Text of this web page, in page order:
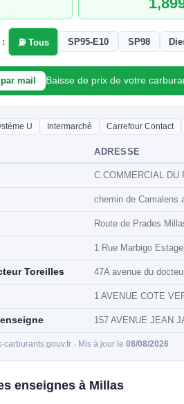
: ⛽ Tous SP95-E10 SP98
mail Baisse de prix de votre
U Intermarché Carrefour Contact
ADRESSE
C.COMMERCIAL DU
chemin de Camalens
Route de Prades
1 Rue Marbigo Estagel
Toreilles 47A avenue du
1 AVENUE COTE
157 AVENUE JEAN
carburants.gouv.fr · Mis à jour le 08/08/2026
enseignes à Millas